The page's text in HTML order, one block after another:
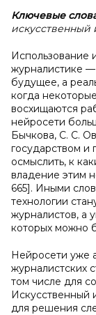
Ключевые
искусственный
Использование
журналистике
будущее, а
когда
восхищаются
нейросети
Бычкова, С. С.
государством
осмыслить, к
владение этим
665]. Иными
технологии
журналистов, а
которых можно
Нейросети уже
журналистских
том числе для
Искусственный
для решения